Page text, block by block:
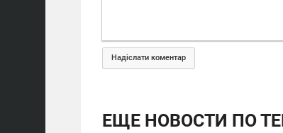
Надіслати коментар
ЕЩЕ НОВОСТИ ПО